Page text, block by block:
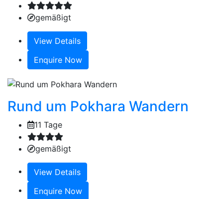
gemäßigt
View Details
Enquire Now
Rund um Pokhara Wandern
11 Tage
gemäßigt
View Details
Enquire Now